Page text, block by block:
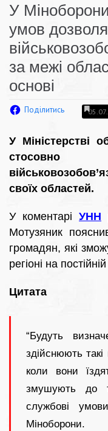
У
умов
за межі
основі
Поділитись
У Міністерстві
стосовно
своїх областей.
У коментарі УНН
Мотузяник
громадян, які
регіоні на
Цитата
“Будуть
здійснюють такі
коли вони
змушують до
службові
Міноборони.